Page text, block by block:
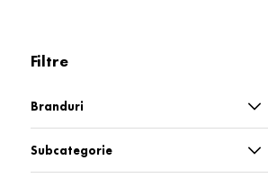
Filtre
Branduri
Jw Anderson
Subcategorie